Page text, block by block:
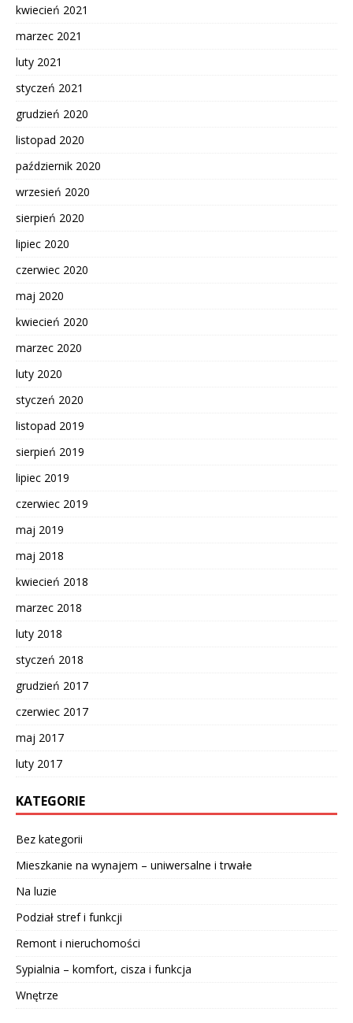
kwiecień 2021
marzec 2021
luty 2021
styczeń 2021
grudzień 2020
listopad 2020
październik 2020
wrzesień 2020
sierpień 2020
lipiec 2020
czerwiec 2020
maj 2020
kwiecień 2020
marzec 2020
luty 2020
styczeń 2020
listopad 2019
sierpień 2019
lipiec 2019
czerwiec 2019
maj 2019
maj 2018
kwiecień 2018
marzec 2018
luty 2018
styczeń 2018
grudzień 2017
czerwiec 2017
maj 2017
luty 2017
KATEGORIE
Bez kategorii
Mieszkanie na wynajem – uniwersalne i trwałe
Na luzie
Podział stref i funkcji
Remont i nieruchomości
Sypialnia – komfort, cisza i funkcja
Wnętrze